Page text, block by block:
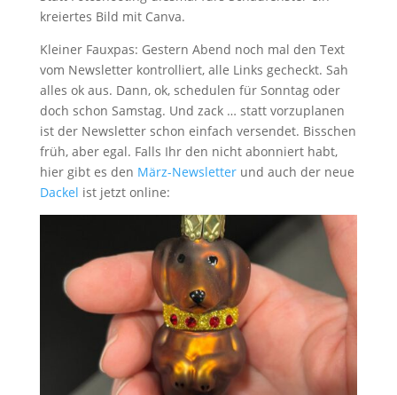
kreiertes Bild mit Canva.
Kleiner Fauxpas: Gestern Abend noch mal den Text
vom Newsletter kontrolliert, alle Links gecheckt. Sah
alles ok aus. Dann, ok, schedulen für Sonntag oder
doch schon Samstag. Und zack … statt vorzuplanen
ist der Newsletter schon einfach versendet. Bisschen
früh, aber egal. Falls Ihr den nicht abonniert habt,
hier gibt es den März-Newsletterund auch der neue
Dackel ist jetzt online: